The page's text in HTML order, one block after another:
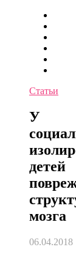
Статьи
У
детей
мозга
06.04.2018